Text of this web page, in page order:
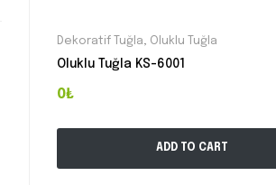
Dekoratif Tuğla, Oluklu Tuğla
Oluklu Tuğla KS-6001
0₺
ADD TO CART